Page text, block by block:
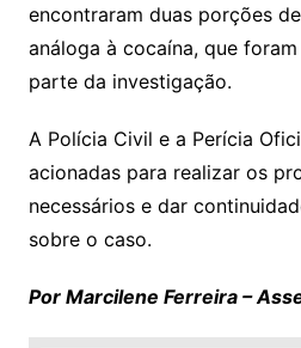
encontraram duas porções
análoga à cocaína, que
parte da investigação.
A Polícia Civil e a Perícia
acionadas para realizar os
necessários e dar
sobre o caso.
Por Marcilene Ferreira –